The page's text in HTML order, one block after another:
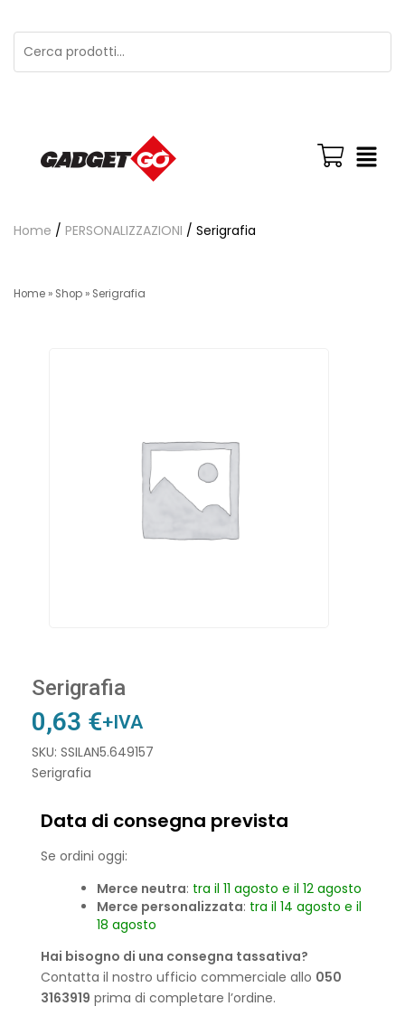
Home / PERSONALIZZAZIONI / Serigrafia
Home » Shop » Serigrafia
Serigrafia
0,63 €+IVA
SKU: SSILAN5.649157
Serigrafia
Data di consegna prevista
Se ordini oggi:
Merce neutra: tra il 11 agosto e il 12 agosto
Merce personalizzata: tra il 14 agosto e il
18 agosto
Hai bisogno di una consegna tassativa?
Contatta il nostro ufficio commerciale allo 050
3163919 prima di completare l’ordine.